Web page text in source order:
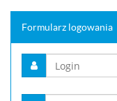
Formularz logowania